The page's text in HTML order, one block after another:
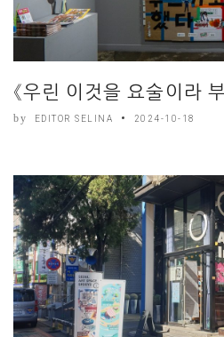
《우린 이것을 요술이라
by EDITOR SELINA 2024-10-18